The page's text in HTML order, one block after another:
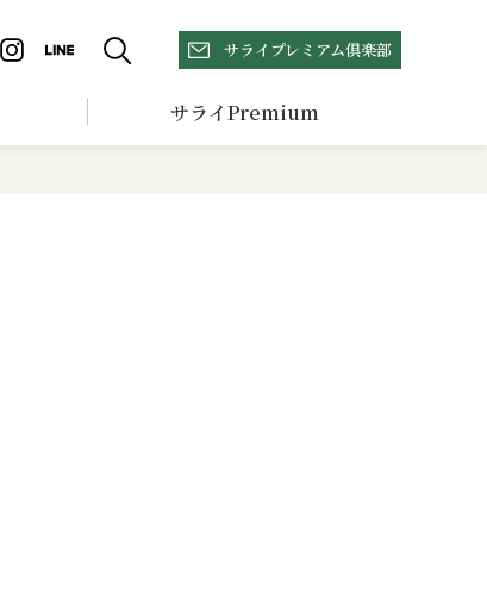
サライプレミアム倶楽部
サライPremium